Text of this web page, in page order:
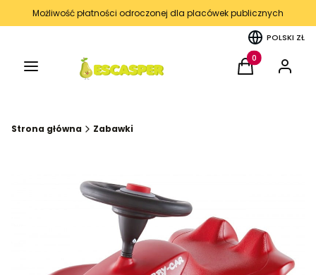
Możliwość płatności odroczonej dla placówek publicznych
POLSKI ZŁ
Menu Produkty w
Koszyk Zaloguj
Strona główna Zabawki